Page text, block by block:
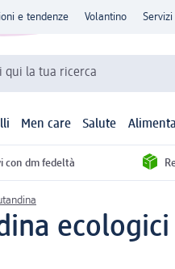
e tendenze Volantino Servizi
qui la tua ricerca
Men care Salute
con dm fedeltà